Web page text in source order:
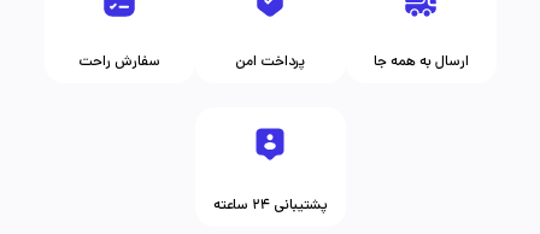
سفارش راحت پرداخت امن ارسال به همه جا
پشتیبانی ۲۴ ساعته